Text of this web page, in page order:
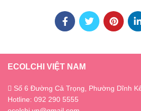
ECOLCHI VIỆT NAM
Số 6 Đường Cả Trọng, Phường Dĩnh
Hotline: 092 290 5555